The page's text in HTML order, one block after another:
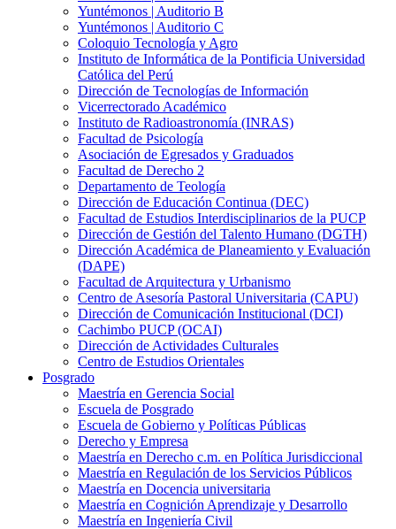
Yuntémonos | Auditorio B
Yuntémonos | Auditorio C
Coloquio Tecnología y Agro
Instituto de Informática de la Pontificia Universidad
Católica del Perú
Dirección de Tecnologías de Información
Vicerrectorado Académico
Instituto de Radioastronomía (INRAS)
Facultad de Psicología
Asociación de Egresados y Graduados
Facultad de Derecho 2
Departamento de Teología
Dirección de Educación Continua (DEC)
Facultad de Estudios Interdisciplinarios de la PUCP
Dirección de Gestión del Talento Humano (DGTH)
Dirección Académica de Planeamiento y Evaluación
(DAPE)
Facultad de Arquitectura y Urbanismo
Centro de Asesoría Pastoral Universitaria (CAPU)
Dirección de Comunicación Institucional (DCI)
Cachimbo PUCP (OCAI)
Dirección de Actividades Culturales
Centro de Estudios Orientales
Posgrado
Maestría en Gerencia Social
Escuela de Posgrado
Escuela de Gobierno y Políticas Públicas
Derecho y Empresa
Maestría en Derecho c.m. en Política Jurisdiccional
Maestría en Regulación de los Servicios Públicos
Maestría en Docencia universitaria
Maestría en Cognición Aprendizaje y Desarrollo
Maestría en Ingeniería Civil